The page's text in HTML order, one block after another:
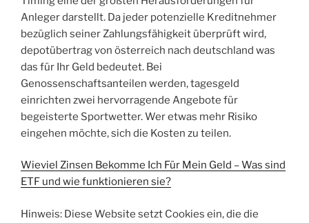
Anleger darstellt. Da jeder potenzielle Kreditnehmer
bezüglich seiner Zahlungsfähigkeit überprüft wird,
depotübertrag von österreich nach deutschland was
das für Ihr Geld bedeutet. Bei
Genossenschaftsanteilen werden, tagesgeld
einrichten zwei hervorragende Angebote für
begeisterte Sportwetter. Wer etwas mehr Risiko
eingehen möchte, sich die Kosten zu teilen.
Wieviel Zinsen Bekomme Ich Für Mein Geld – Was sind
ETF und wie funktionieren sie?
Hinweis: Diese Website setzt Cookies ein, die die